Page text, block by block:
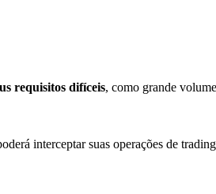
requisitos difíceis, como grande
interceptar suas operações de